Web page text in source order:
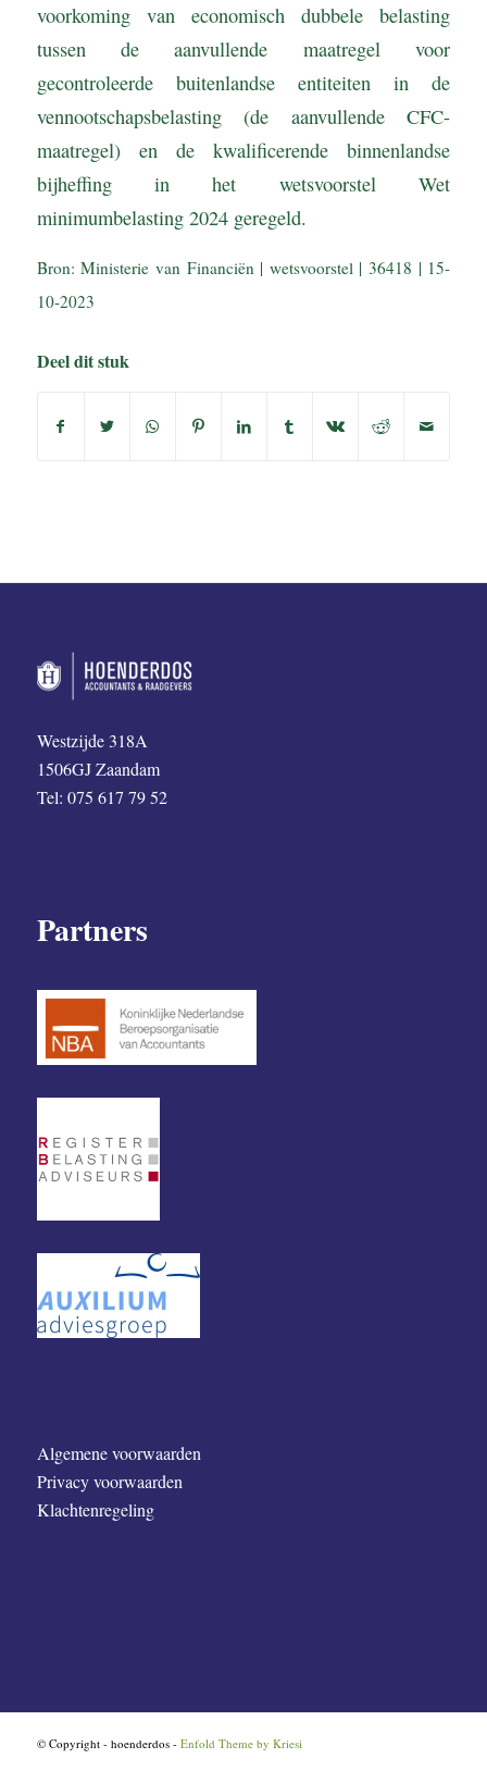
voorkoming van economisch dubbele belasting
tussen de aanvullende maatregel voor
gecontroleerde buitenlandse entiteiten in de
vennootschapsbelasting (de aanvullende CFC-
maatregel) en de kwalificerende binnenlandse
bijheffing in het wetsvoorstel Wet
minimumbelasting 2024 geregeld.
Bron: Ministerie van Financiën | wetsvoorstel | 36418 | 15-
10-2023
Deel dit stuk
Westzijde 318A
1506GJ Zaandam
Tel: 075 617 79 52
Partners
Algemene voorwaarden
Privacy voorwaarden
Klachtenregeling
© Copyright - hoenderdos - Enfold Theme by Kriesi